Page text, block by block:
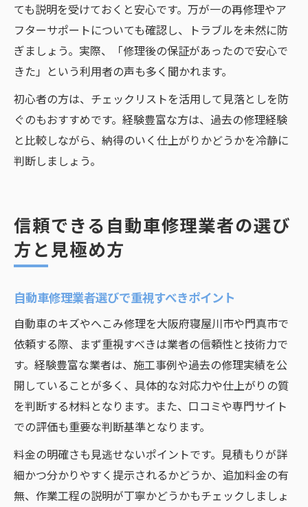
ても説明を受けておくと安心です。万が一の再修理やア
フターサポートについても確認し、トラブルを未然に防
ぎましょう。実際、「修理後の保証があったので安心で
きた」という利用者の声も多く聞かれます。
初心者の方は、チェックリストを活用して見落としを防
ぐのもおすすめです。経験豊富な方は、過去の修理経験
と比較しながら、納得のいく仕上がりかどうかを冷静に
判断しましょう。
信頼できる自動車修理業者の選び
方と見極め方
自動車修理業者選びで重視すべきポイント
自動車のキズやへこみ修理を大阪府寝屋川市や門真市で
依頼する際、まず重視すべきは業者の信頼性と技術力で
す。経験豊富な業者は、施工事例や過去の修理実績を公
開していることが多く、具体的な対応力や仕上がりの質
を判断する材料となります。また、口コミや専門サイト
での評価も重要な判断基準となります。
料金の明確さも見逃せないポイントです。見積もりが詳
細かつ分かりやすく提示されるかどうか、追加料金の有
無、作業工程の説明が丁寧かどうかもチェックしましょ